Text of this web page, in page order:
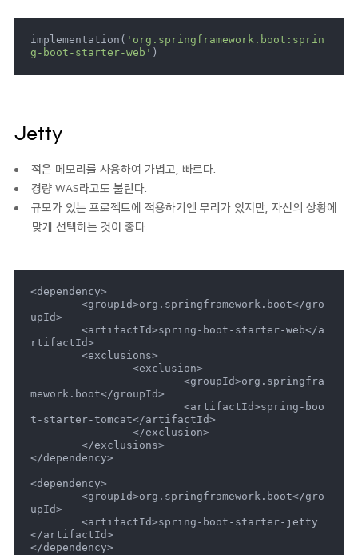
implementation( 'org.springframework.boot:sprin
g-boot-starter-web' )
Jetty
적은 메모리를 사용하여 가볍고, 빠르다.
경량 WAS라고도 불린다.
규모가 있는 프로젝트에 적용하기엔 무리가 있지만, 자신의 상황에
맞게 선택하는 것이 좋다.
<dependency>
upId>
rtifactId>
mework.boot</groupId>
t-starter-tomcat</artifactId>
</dependency>
<dependency>
upId>
</artifactId>
</dependency>